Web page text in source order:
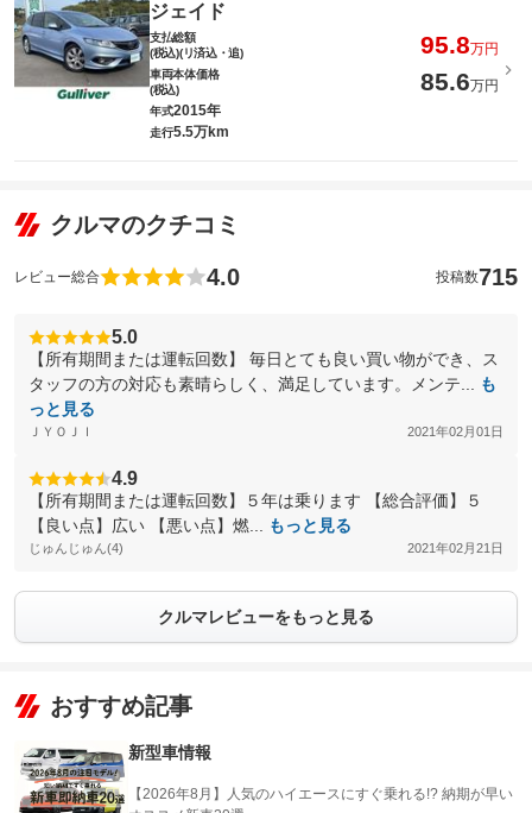
ジェイド
支払総額
(税込)(リ済込・追)
95.8万円
車両本体価格
(税込)
85.6万円
年式2015年
走行5.5万km
クルマのクチコミ
レビュー総合 4.0 投稿数715
5.0
【所有期間または運転回数】 毎日とても良い買い物ができ、ス
タッフの方の対応も素晴らしく、満足しています。メンテ...
も
っと見る
ＪＹＯＪＩ 2021年02月01日
4.9
【所有期間または運転回数】５年は乗ります 【総合評価】５
【良い点】広い 【悪い点】燃...
もっと見る
じゅんじゅん(4) 2021年02月21日
クルマレビューをもっと見る
おすすめ記事
新型車情報
【2026年8月】人気のハイエースにすぐ乗れる!? 納期が早い